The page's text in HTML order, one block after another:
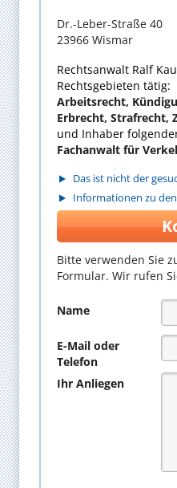
Dr.-Leber-Straße 40
23966 Wismar
Rechtsanwalt Ralf
Rechtsgebieten tätig:
Arbeitsrecht,
Erbrecht, Strafrecht,
und Inhaber
Fachanwalt für
Das ist nicht der
Informationen zu
Bitte verwenden Sie
Formular. Wir rufen
Name
E-Mail oder
Telefon
Ihr Anliegen